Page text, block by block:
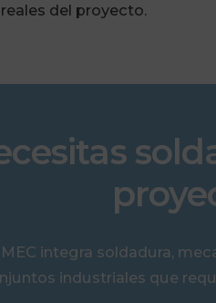
del proyecto.
integra soldadura,
industriales que